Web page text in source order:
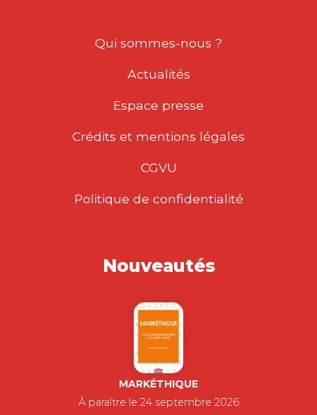
Qui sommes-nous ?
Actualités
Espace presse
Crédits et mentions légales
CGVU
Politique de confidentialité
Nouveautés
MARKÉTHIQUE
À paraître le 24 septembre 2026